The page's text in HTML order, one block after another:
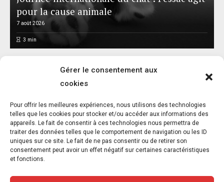
Gérer le consentement aux
cookies
Pour offrir les meilleures expériences, nous utilisons des technologies
telles que les cookies pour stocker et/ou accéder aux informations des
appareils. Le fait de consentir à ces technologies nous permettra de
traiter des données telles que le comportement de navigation ou les ID
uniques sur ce site. Le fait de ne pas consentir ou de retirer son
consentement peut avoir un effet négatif sur certaines caractéristiques
et fonctions.
pour la cause animale
7 août 2026
3 min
Santé animale : un marché de 6,5 MDS€,
une bataille de réseaux
7 août 2026